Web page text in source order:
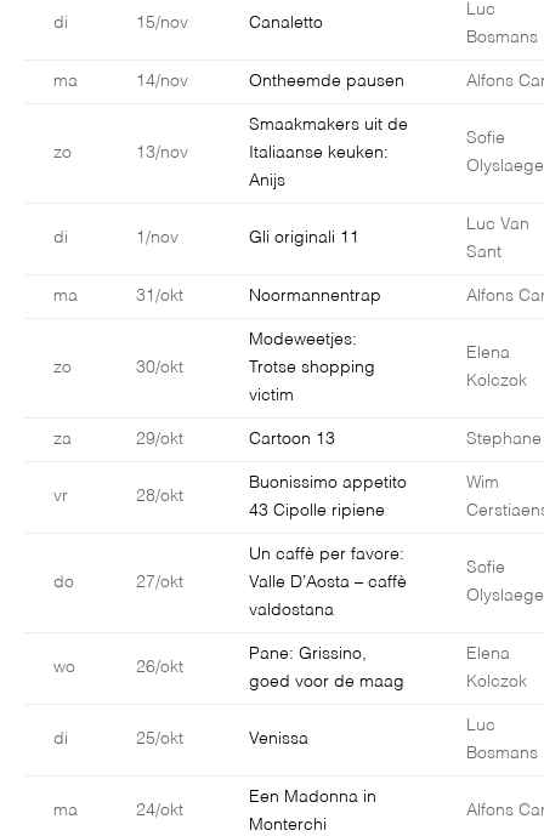
di 15/nov Canaletto
Luc
Bosmans
ma 14/nov Ontheemde pausen Alfons
zo 13/nov
Smaakmakers uit de
Italiaanse keuken:
Anijs
Sofie
di 1/nov Gli originali 11
Luc Van
Sant
ma 31/okt Noormannentrap Alfons
zo 30/okt
Modeweetjes:
Trotse shopping
victim
Elena
Kolczok
za 29/okt Cartoon 13 Stephane
vr 28/okt
Buonissimo appetito
43 Cipolle ripiene
Wim
do 27/okt
Un caffè per favore:
Valle D’Aosta – caffè
valdostana
Sofie
wo 26/okt
Pane: Grissino,
goed voor de maag
Elena
Kolczok
di 25/okt Venissa
Luc
Bosmans
ma 24/okt
Een Madonna in
Monterchi
Alfons